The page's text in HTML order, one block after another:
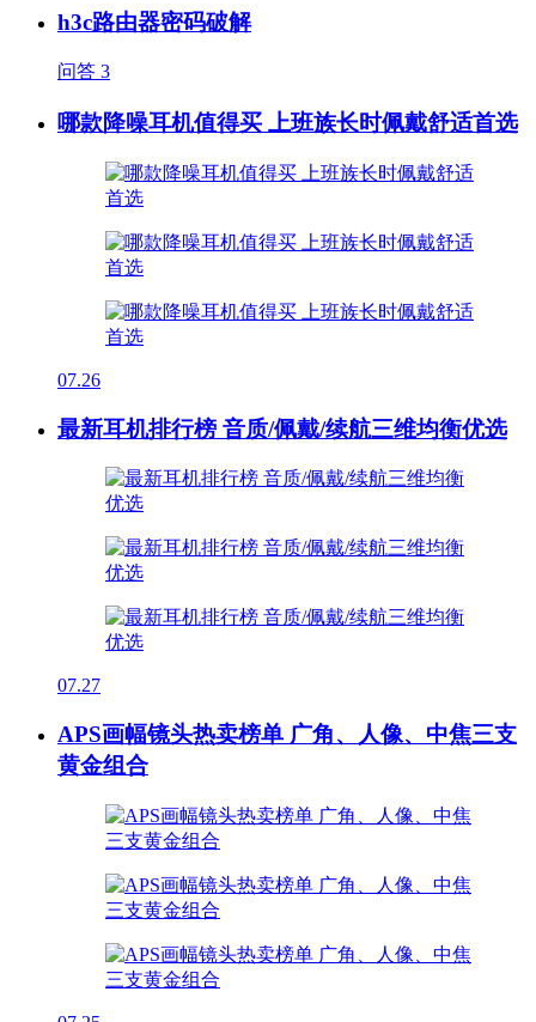
h3c路由器密码破解
问答 3
哪款降噪耳机值得买 上班族长时佩戴舒适首选
07.26
最新耳机排行榜 音质/佩戴/续航三维均衡优选
07.27
APS画幅镜头热卖榜单 广角、人像、中焦三支
黄金组合